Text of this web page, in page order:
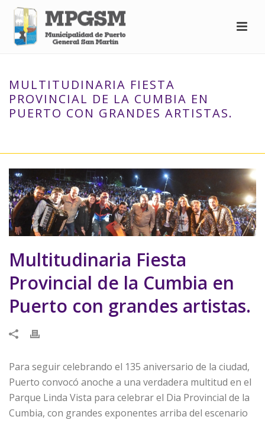
MULTITUDINARIA FIESTA
PROVINCIAL DE LA CUMBIA EN
PUERTO CON GRANDES ARTISTAS.
Multitudinaria Fiesta
Provincial de la Cumbia en
Puerto con grandes artistas.
Para seguir celebrando el 135 aniversario de la ciudad,
Puerto convocó anoche a una verdadera multitud en el
Parque Linda Vista para celebrar el Dia Provincial de la
Cumbia, con grandes exponentes arriba del escenario